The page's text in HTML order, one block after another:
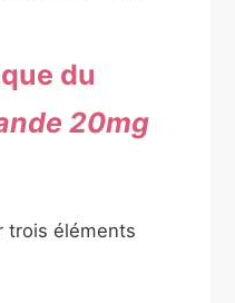
du
20mg
trois éléments